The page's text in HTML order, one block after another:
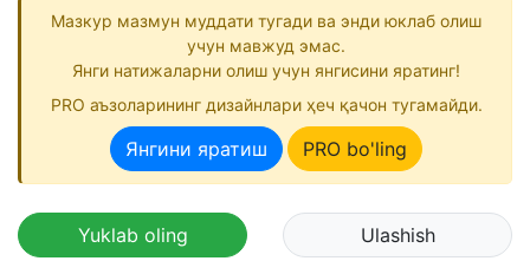
Мазкур мазмун муддати тугади ва энди юклаб олиш
учун мавжуд эмас.
Янги натижаларни олиш учун янгисини яратинг!
PRO аъзоларининг дизайнлари ҳеч қачон тугамайди.
Янгини яратиш PRO bo'ling
Yuklab oling Ulashish